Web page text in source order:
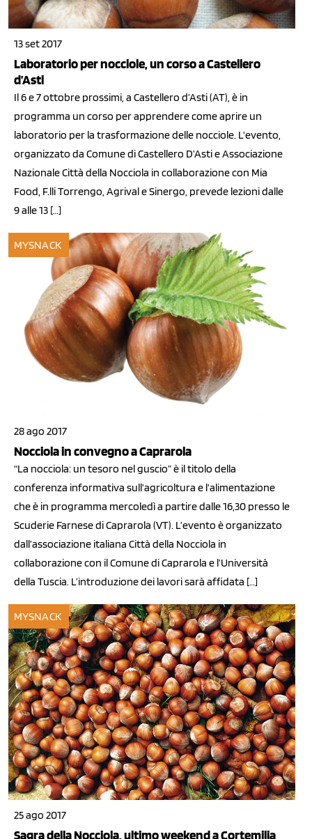
13 set 2017
Laboratorio per nocciole, un corso a Castellero
d’Asti
Il 6 e 7 ottobre prossimi, a Castellero d’Asti (AT), è in
programma un corso per apprendere come aprire un
laboratorio per la trasformazione delle nocciole. L’evento,
organizzato da Comune di Castellero D’Asti e Associazione
Nazionale Città della Nocciola in collaborazione con Mia
Food, F.lli Torrengo, Agrival e Sinergo, prevede lezioni dalle
9 alle 13 […]
MYSNACK
28 ago 2017
Nocciola in convegno a Caprarola
“La nocciola: un tesoro nel guscio” è il titolo della
conferenza informativa sull’agricoltura e l’alimentazione
che è in programma mercoledì a partire dalle 16,30 presso le
Scuderie Farnese di Caprarola (VT). L’evento è organizzato
dall’associazione italiana Città della Nocciola in
collaborazione con il Comune di Caprarola e l’Università
della Tuscia. L’introduzione dei lavori sarà affidata […]
MYSNACK
25 ago 2017
Sagra della Nocciola, ultimo weekend a Cortemilia